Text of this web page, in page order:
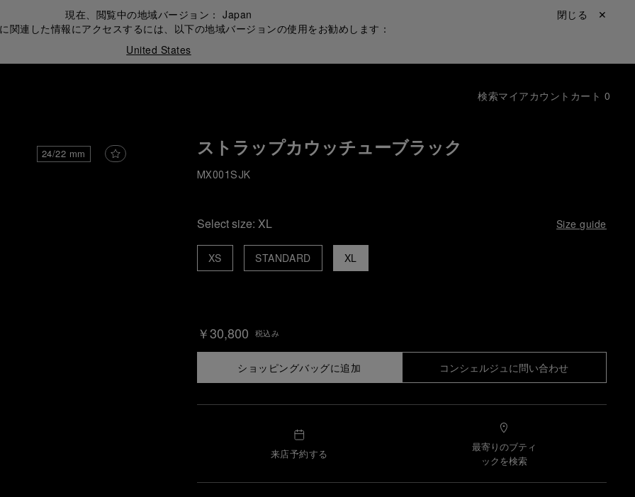
現在、閲覧中の地域バージョン：Japan
関連した情報にアクセスするには、以下の地域バージョンの使用をお勧めします：
United States
閉じる ✕
検索マイアカウント カート 0
24/22 mm ストラップカウッチューブラック
MX001SJK
Select size: XL Size guide
XL
STANDARD
XS
￥30,800 税込み
ショッピングバッグに追加 コンシェルジュに問い合わせ
来店予約する
最寄りのブティ
ックを検索